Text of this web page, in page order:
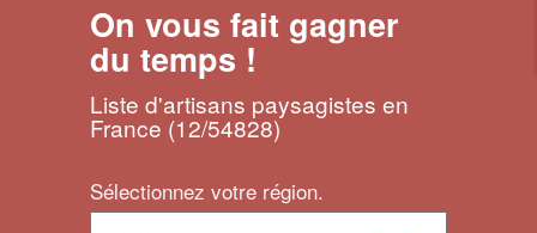
On vous fait gagner
du temps !
Liste d'artisans paysagistes en
France (12/54828)
Sélectionnez votre région.